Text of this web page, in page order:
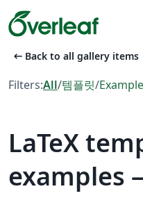
arrow_left_alt Back to all gallery items
Filters:All/템플릿/
LaTeX
examples